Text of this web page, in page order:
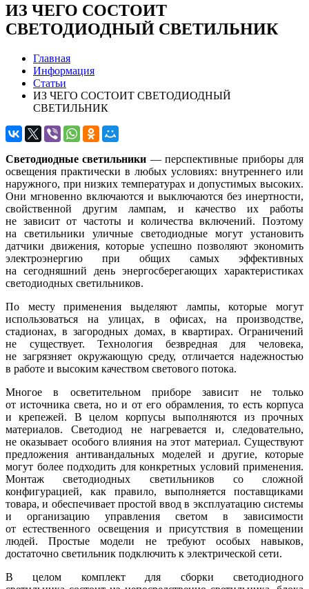
ИЗ ЧЕГО СОСТОИТ
СВЕТОДИОДНЫЙ СВЕТИЛЬНИК
Главная
Информация
Статьи
ИЗ ЧЕГО СОСТОИТ СВЕТОДИОДНЫЙ
СВЕТИЛЬНИК
Светодиодные светильники — перспективные приборы для
освещения практически в любых условиях: внутреннего или
наружного, при низких температурах и допустимых высоких.
Они мгновенно включаются и выключаются без инертности,
свойственной другим лампам, и качество их работы
не зависит от частоты и количества включений. Поэтому
на светильники уличные светодиодные могут установить
датчики движения, которые успешно позволяют экономить
электроэнергию при общих самых эффективных
на сегодняшний день энергосберегающих характеристиках
светодиодных светильников.
По месту применения выделяют лампы, которые могут
использоваться на улицах, в офисах, на производстве,
стадионах, в загородных домах, в квартирах. Ограничений
не существует. Технология безвредная для человека,
не загрязняет окружающую среду, отличается надежностью
в работе и высоким качеством светового потока.
Многое в осветительном приборе зависит не только
от источника света, но и от его обрамления, то есть корпуса
и крепежей. В целом корпусы выполняются из прочных
материалов. Светодиод не нагревается и, следовательно,
не оказывает особого влияния на этот материал. Существуют
предложения антивандальных моделей и другие, которые
могут более подходить для конкретных условий применения.
Монтаж светодиодных светильников со сложной
конфигурацией, как правило, выполняется поставщиками
товара, и обеспечивает простой ввод в эксплуатацию системы
и организацию управления светом в зависимости
от естественного освещения и присутствия в помещении
людей. Простые модели не требуют особых навыков,
достаточно светильник подключить к электрической сети.
В целом комплект для сборки светодиодного